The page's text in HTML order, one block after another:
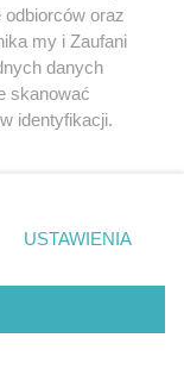
oraz
my i Zaufani
danych
skanować
identyfikacji.
prywatności
. Niektóre
się takiemu
tylko
USTAWIENIA